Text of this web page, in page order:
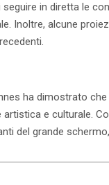
in diretta le
Inoltre, alcune
ha dimostrato
e culturale.
del grande